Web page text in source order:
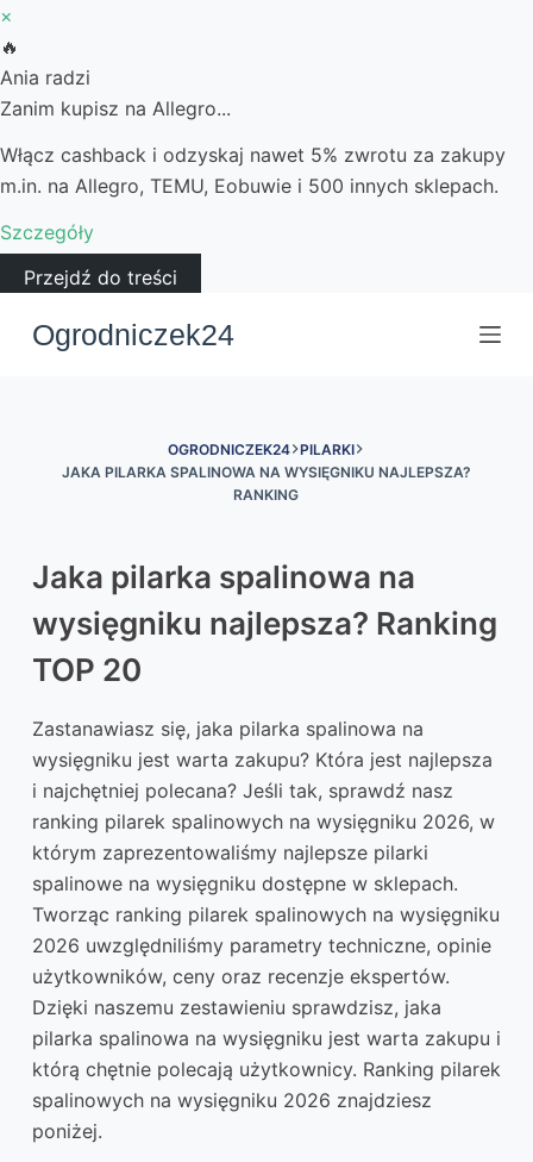
×
🔥
Ania radzi
Zanim kupisz na Allegro...
Włącz cashback i odzyskaj nawet 5% zwrotu za zakupy
m.in. na Allegro, TEMU, Eobuwie i 500 innych sklepach.
Szczegóły
Przejdź do treści
Ogrodniczek24
OGRODNICZEK24 PILARKI
JAKA PILARKA SPALINOWA NA WYSIĘGNIKU NAJLEPSZA?
RANKING
Jaka pilarka spalinowa na
wysięgniku najlepsza? Ranking
TOP 20
Zastanawiasz się, jaka pilarka spalinowa na
wysięgniku jest warta zakupu? Która jest najlepsza
i najchętniej polecana? Jeśli tak, sprawdź nasz
ranking pilarek spalinowych na wysięgniku 2026, w
którym zaprezentowaliśmy najlepsze pilarki
spalinowe na wysięgniku dostępne w sklepach.
Tworząc ranking pilarek spalinowych na wysięgniku
2026 uwzględniliśmy parametry techniczne, opinie
użytkowników, ceny oraz recenzje ekspertów.
Dzięki naszemu zestawieniu sprawdzisz, jaka
pilarka spalinowa na wysięgniku jest warta zakupu i
którą chętnie polecają użytkownicy. Ranking pilarek
spalinowych na wysięgniku 2026 znajdziesz
poniżej.